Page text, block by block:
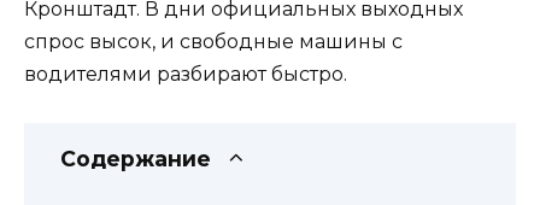
Кронштадт. В дни официальных выходных
спрос высок, и свободные машины с
водителями разбирают быстро.
Содержание